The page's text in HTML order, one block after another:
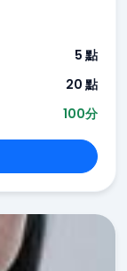
5 點
20 點
100分